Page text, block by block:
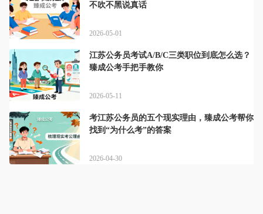
不吹不黑说真话
2026-05-01
江苏公务员考试A/B/C三类职位到底怎么选？
臻成公考手把手教你
2026-05-11
考江苏公务员的五个现实理由，臻成公考帮你
找到“为什么考”的答案
2026-04-30